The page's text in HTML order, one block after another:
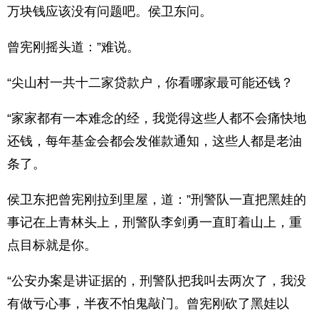
万块钱应该没有问题吧。侯卫东问。
曾宪刚摇头道：”难说。
“尖山村一共十二家贷款户，你看哪家最可能还钱？
“家家都有一本难念的经，我觉得这些人都不会痛快地
还钱，每年基金会都会发催款通知，这些人都是老油
条了。
侯卫东把曾宪刚拉到里屋，道：”刑警队一直把黑娃的
事记在上青林头上，刑警队李剑勇一直盯着山上，重
点目标就是你。
“公安办案是讲证据的，刑警队把我叫去两次了，我没
有做亏心事，半夜不怕鬼敲门。曾宪刚砍了黑娃以